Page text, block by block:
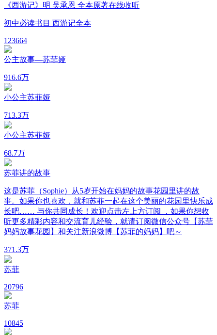
《西游记》明 吴承恩 全本原著在线收听
初中必读书目 西游记全本
123664
公主故事—苏菲娅
916.6万
小公主苏菲娅
713.3万
小公主苏菲娅
68.7万
苏菲讲的故事
这是苏菲（Sophie）从5岁开始在妈妈的故事花园里讲的故
事。如果你也喜欢，就和苏菲一起在这个美丽的花园里快乐成
长吧…… 与你共同成长！欢迎点击左上方订阅 ，如果你想收
听更多精彩内容和交流育儿经验，就请订阅微信公众号【苏菲
妈妈故事花园】和关注新浪微博【苏菲的妈妈】吧～
371.3万
苏菲
20796
苏菲
10845